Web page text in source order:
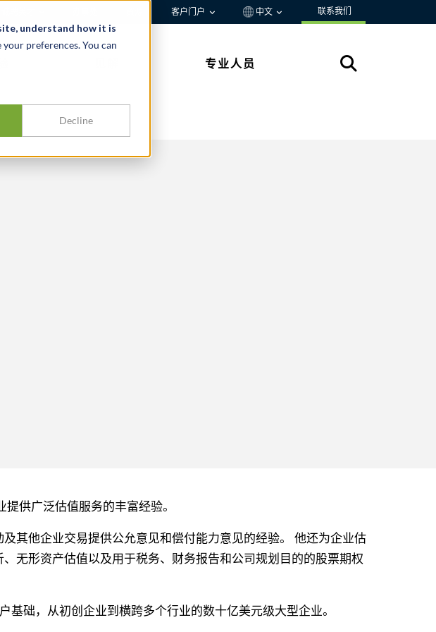
understand how it is
preferences. You can
Decline
客户门户 中文 联系我们
专业人员
供广泛估值服务的丰富经验。
其他企业交易提供公允意见和偿付能力意见的经验。 他还为企业估
无形资产估值以及用于税务、财务报告和公司规划目的的股票期权
基础，从初创企业到横跨多个行业的数十亿美元级大型企业。